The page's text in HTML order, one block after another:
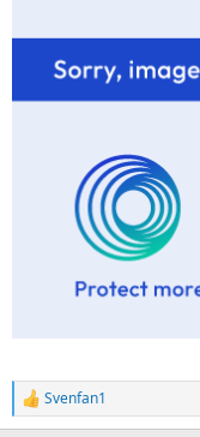
R
e
Svenfan1